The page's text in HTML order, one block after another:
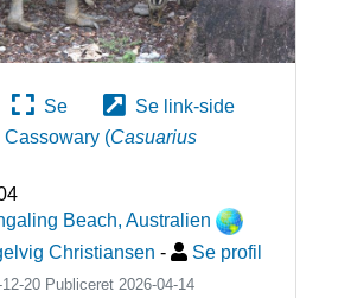
Se
Se link-side
Cassowary (Casuarius
Beach, Australien
Christiansen - Se profil
20 Publiceret 2026-04-14